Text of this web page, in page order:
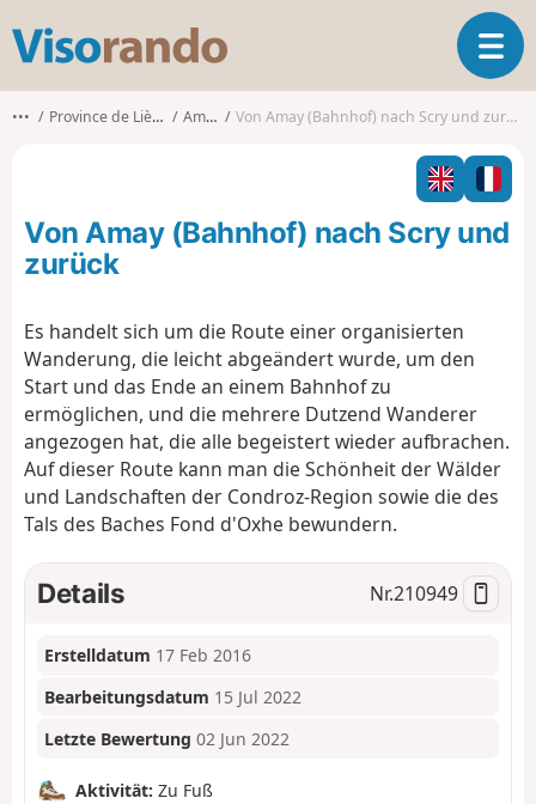
s
o
o
T
o
l
n
a
n
••• Province de Liège Amay Von Amay (Bahnhof) nach Scry und zurück
Von Amay (Bahnhof) nach Scry und
zurück
Es handelt sich um die Route einer organisierten
Wanderung, die leicht abgeändert wurde, um den
Start und das Ende an einem Bahnhof zu
ermöglichen, und die mehrere Dutzend Wanderer
angezogen hat, die alle begeistert wieder aufbrachen.
Auf dieser Route kann man die Schönheit der Wälder
und Landschaften der Condroz-Region sowie die des
Tals des Baches Fond d'Oxhe bewundern.
Details Nr.210949
Erstelldatum 17 Feb 2016
Bearbeitungsdatum 15 Jul 2022
Letzte Bewertung 02 Jun 2022
Aktivität: Zu Fuß